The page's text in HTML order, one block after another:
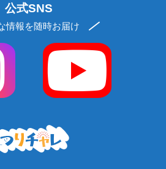
公式SNS
情報を随時お届け